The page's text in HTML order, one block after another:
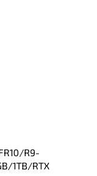
R9-
1TB/RTX